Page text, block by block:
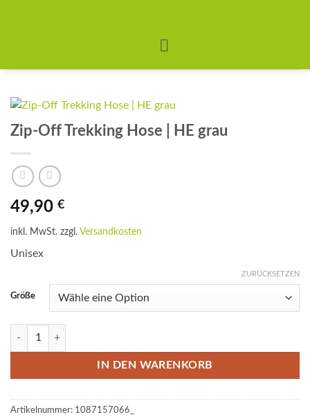
Zip-Off Trekking Hose | HE grau
49,90 €
inkl. MwSt. zzgl. Versandkosten
Unisex
Größe
ZURÜCKSETZEN
Zip-Off Trekking Hose | HE grau Menge
IN DEN WARENKORB
Artikelnummer: 1087157066_